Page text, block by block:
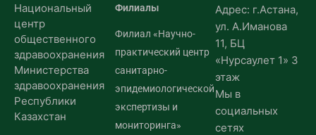
Национальный
центр
общественного
здравоохранения
Министерства
здравоохранения
Республики
Казахстан
Филиалы
Филиал «Научно-
практический центр
санитарно-
эпидемиологической
экспертизы и
мониторинга»
Адрес: г.Астана,
ул. А.Иманова
11, БЦ
«Нурсаулет 1» 3
этаж
Мы в
социальных
сетях